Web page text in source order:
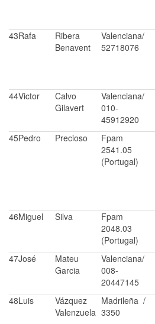
43Rafa
Ribera
Benavent
Valenciana/
52718076
44Victor
Calvo
Gilavert
Valenciana/
010-
45912920
45Pedro Precioso
Fpam
2541.05
(Portugal)
46Miguel Silva
Fpam
2048.03
(Portugal)
47José
Mateu
Garcia
Valenciana/
008-
20447145
48Luis
Vázquez
Valenzuela
Madrileña /
3350